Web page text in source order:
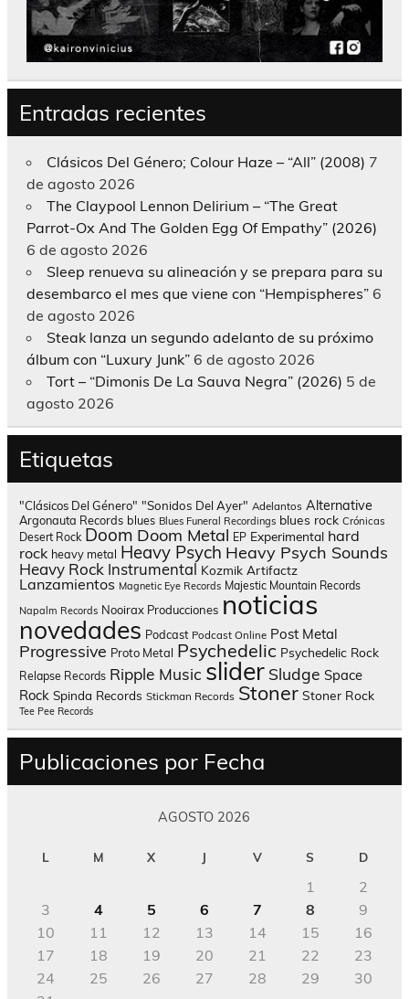
Entradas recientes
Clásicos Del Género; Colour Haze – “All” (2008) 7
de agosto 2026
The Claypool Lennon Delirium – “The Great
Parrot-Ox And The Golden Egg Of Empathy” (2026)
6 de agosto 2026
Sleep renueva su alineación y se prepara para su
desembarco el mes que viene con “Hempispheres” 6
de agosto 2026
Steak lanza un segundo adelanto de su próximo
álbum con “Luxury Junk” 6 de agosto 2026
Tort – “Dimonis De La Sauva Negra” (2026) 5 de
agosto 2026
Etiquetas
"Clásicos Del Género" "Sonidos Del Ayer" Adelantos Alternative
Argonauta Records blues Blues Funeral Recordings blues rock Crónicas
Desert Rock Doom Doom Metal EP Experimental hard
rock heavy metal Heavy Psych Heavy Psych Sounds
Heavy Rock Instrumental Kozmik Artifactz
Lanzamientos Magnetic Eye Records Majestic Mountain Records
Napalm Records Nooirax Producciones noticias
novedades Podcast Podcast Online Post Metal
Progressive Proto Metal Psychedelic Psychedelic Rock
Relapse Records Ripple Music slider Sludge Space
Rock Spinda Records Stickman Records Stoner Stoner Rock
Tee Pee Records
Publicaciones por Fecha
AGOSTO 2026
L M X J V S D
1
2
3
4 5 6 7 8
9
10
11 12 13 14 15
16
17
18 19 20 21 22
23
24
25 26 27 28 29
30